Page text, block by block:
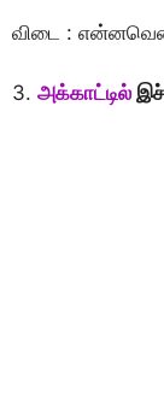
விடை :
3. அக்காட்டில்